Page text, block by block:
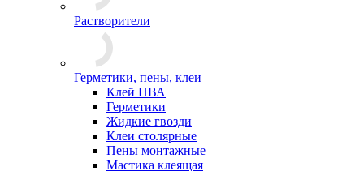
Растворители
Герметики, пены, клеи
Клей ПВА
Герметики
Жидкие гвозди
Клеи столярные
Пены монтажные
Мастика клеящая